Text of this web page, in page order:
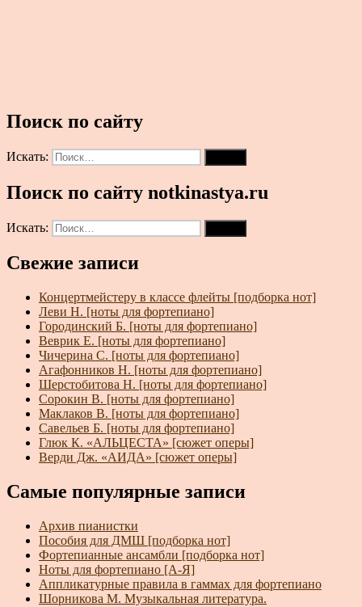
Поиск по сайту
Искать:
Поиск по сайту notkinastya.ru
Искать:
Свежие записи
Концертмейстеру в классе флейты [подборка нот]
Леви Н. [ноты для фортепиано]
Городинский Б. [ноты для фортепиано]
Веврик Е. [ноты для фортепиано]
Чичерина С. [ноты для фортепиано]
Агафонников Н. [ноты для фортепиано]
Шерстобитова Н. [ноты для фортепиано]
Сорокин В. [ноты для фортепиано]
Маклаков В. [ноты для фортепиано]
Савельев Б. [ноты для фортепиано]
Глюк К. «АЛЬЦЕСТА» [сюжет оперы]
Верди Дж. «АИДА» [сюжет оперы]
Самые популярные записи
Архив пианистки
Пособия для ДМШ [подборка нот]
Фортепианные ансамбли [подборка нот]
Ноты для фортепиано [А-Я]
Аппликатурные правила в гаммах для фортепиано
Шорникова М. Музыкальная литература.